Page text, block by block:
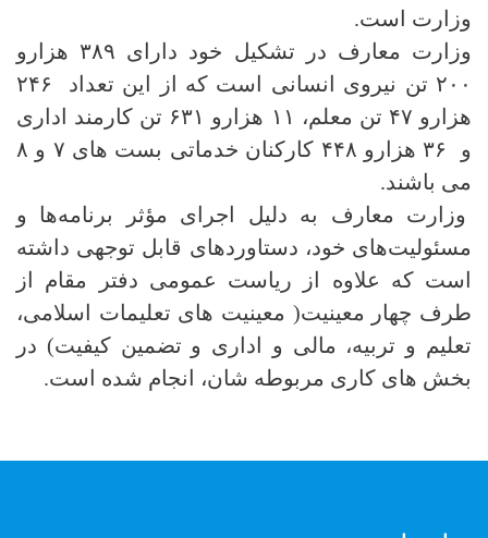
وزارت است.
وزارت معارف در تشکیل خود دارای ۳۸۹ هزارو
۲۰۰ تن نیروی انسانی است که از این تعداد ۲۴۶
هزارو ۴۷ تن معلم، ۱۱ هزارو ۶۳۱ تن کارمند اداری
و ۳۶ هزارو ۴۴۸ کارکنان خدماتی بست های ۷ و ۸
می باشند.
وزارت معارف به دلیل اجرای مؤثر برنامه‌ها و
مسئولیت‌های خود، دستاوردهای قابل توجهی داشته
است که علاوه از ریاست عمومی دفتر مقام از
طرف چهار معینیت( معینیت های تعلیمات اسلامی،
تعلیم و تربیه، مالی و اداری و تضمین کیفیت) در
بخش های کاری مربوطه شان، انجام شده است.